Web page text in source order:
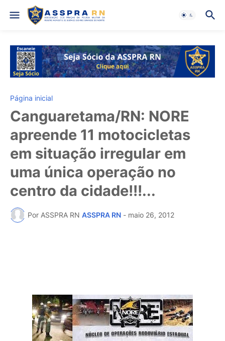
Página inicial
Canguaretama/RN: NORE
apreende 11 motocicletas
em situação irregular em
uma única operação no
centro da cidade!!!...
Por ASSPRA RN ASSPRA RN - maio 26, 2012